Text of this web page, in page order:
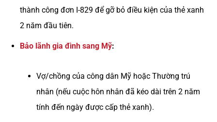
thành công đơn I-829 để gỡ bỏ điều kiện của thẻ xanh
2 năm đầu tiên.
Bảo lãnh gia đình sang Mỹ:
Vợ/chồng của công dân Mỹ hoặc Thường trú
nhân (nếu cuộc hôn nhân đã kéo dài trên 2 năm
tính đến ngày được cấp thẻ xanh).